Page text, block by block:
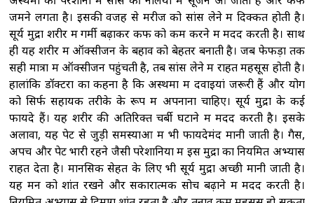
जमने लगता है। इसकी वजह से मरीज को सांस लेने में दिक्कत होती है।
सूर्य मुद्रा शरीर में गर्मी बढ़ाकर कफ को कम करने में मदद करती है। साथ
ही यह शरीर में ऑक्सीजन के बहाव को बेहतर बनाती है। जब फेफड़ों तक
सही मात्रा में ऑक्सीजन पहुंचती है, तब सांस लेने में राहत महसूस होती है।
हालांकि डॉक्टरों का कहना है कि अस्थमा में दवाइयां जरूरी हैं और योग
को सिर्फ सहायक तरीके के रूप में अपनाना चाहिए। सूर्य मुद्रा के कई
फायदे हैं। यह शरीर की अतिरिक्त चर्बी घटाने में मदद करती है। इसके
अलावा, यह पेट से जुड़ी समस्याओं में भी फायदेमंद मानी जाती है। गैस,
अपच और पेट भारी रहने जैसी परेशानियों में इस मुद्रा का नियमित अभ्यास
राहत देता है। मानसिक सेहत के लिए भी सूर्य मुद्रा अच्छी मानी जाती है।
यह मन को शांत रखने और सकारात्मक सोच बढ़ाने में मदद करती है।